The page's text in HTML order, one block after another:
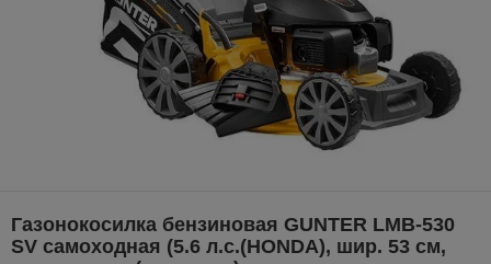
Газонокосилка бензиновая GUNTER LMB-530
SV самоходная (5.6 л.с.(HONDA), шир. 53 см,